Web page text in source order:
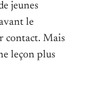
jeunes
le
contact. Mais
leçon plus